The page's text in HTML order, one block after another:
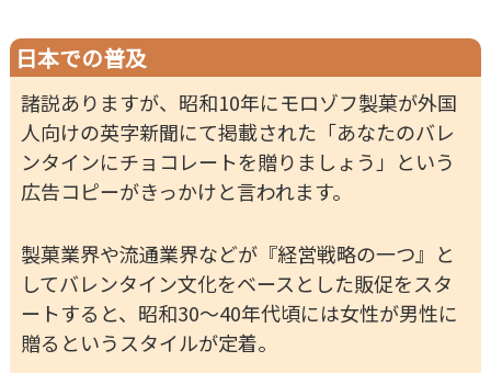
日本での普及
諸説ありますが、昭和10年にモロゾフ製菓が外国
人向けの英字新聞にて掲載された「あなたのバレ
ンタインにチョコレートを贈りましょう」という
広告コピーがきっかけと言われます。
製菓業界や流通業界などが『経営戦略の一つ』と
してバレンタイン文化をベースとした販促をスタ
ートすると、昭和30～40年代頃には女性が男性に
贈るというスタイルが定着。